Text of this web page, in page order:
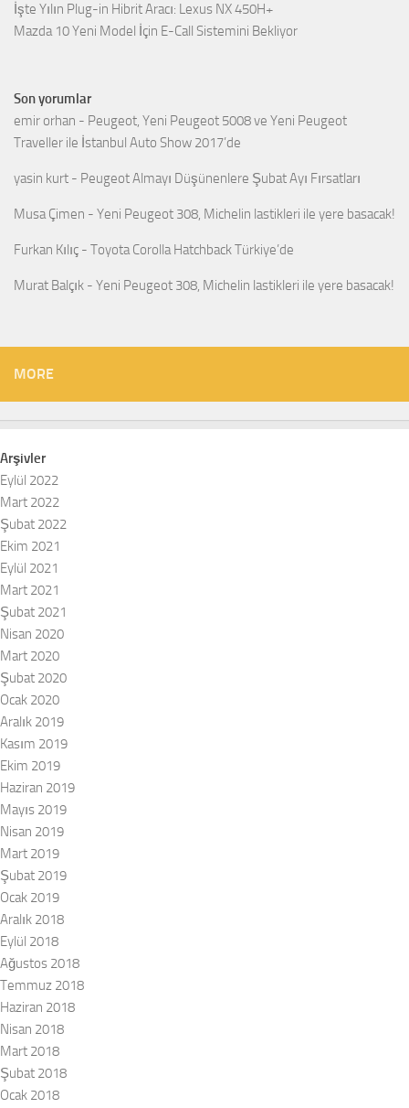
İşte Yılın Plug-in Hibrit Aracı: Lexus NX 450H+
Mazda 10 Yeni Model İçin E-Call Sistemini Bekliyor
Son yorumlar
emir orhan - Peugeot, Yeni Peugeot 5008 ve Yeni Peugeot
Traveller ile İstanbul Auto Show 2017’de
yasin kurt - Peugeot Almayı Düşünenlere Şubat Ayı Fırsatları
Musa Çimen - Yeni Peugeot 308, Michelin lastikleri ile yere basacak!
Furkan Kılıç - Toyota Corolla Hatchback Türkiye’de
Murat Balçık - Yeni Peugeot 308, Michelin lastikleri ile yere basacak!
MORE
Arşivler
Eylül 2022
Mart 2022
Şubat 2022
Ekim 2021
Eylül 2021
Mart 2021
Şubat 2021
Nisan 2020
Mart 2020
Şubat 2020
Ocak 2020
Aralık 2019
Kasım 2019
Ekim 2019
Haziran 2019
Mayıs 2019
Nisan 2019
Mart 2019
Şubat 2019
Ocak 2019
Aralık 2018
Eylül 2018
Ağustos 2018
Temmuz 2018
Haziran 2018
Nisan 2018
Mart 2018
Şubat 2018
Ocak 2018